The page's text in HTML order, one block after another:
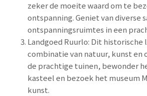
zeker de moeite waard om te
ontspanning. Geniet van diverse
ontspanningsruimtes in een
Landgoed Ruurlo: Dit historische
combinatie van natuur, kunst en
de prachtige tuinen, bewonder
kasteel en bezoek het museum
kunst.